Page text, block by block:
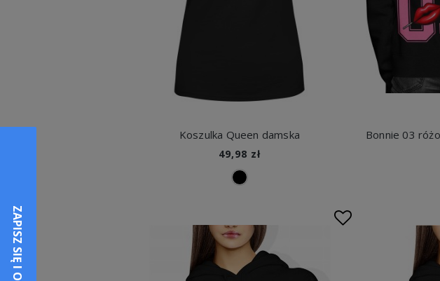
Koszulka Queen damska
49,98 zł